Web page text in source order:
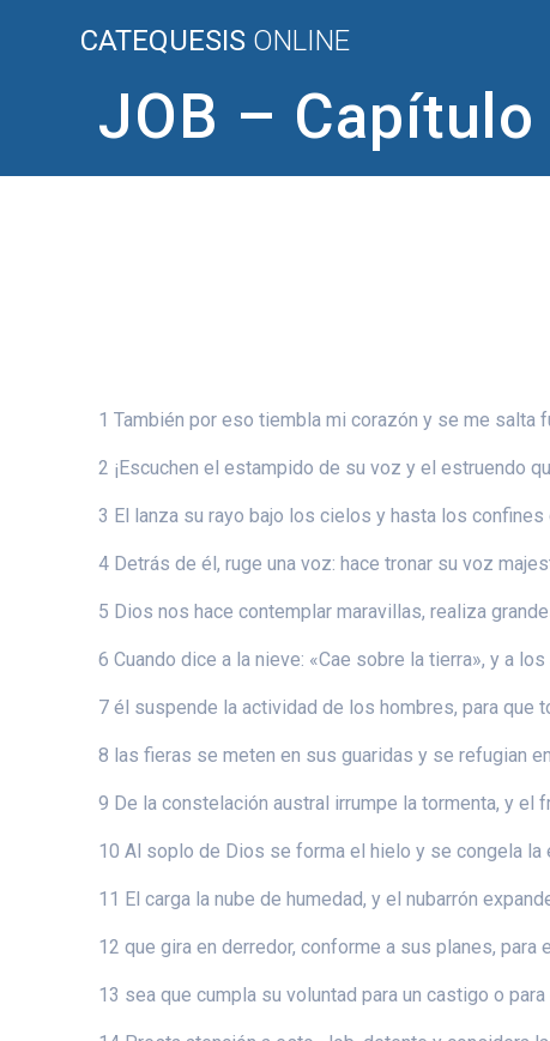
CATEQUESIS ONLINE
JOB – Capítulo
1 También por eso tiembla mi corazón y se me salta
2 ¡Escuchen el estampido de su voz y el estruendo
3 El lanza su rayo bajo los cielos y hasta los
4 Detrás de él, ruge una voz: hace tronar su voz
5 Dios nos hace contemplar maravillas, realiza
6 Cuando dice a la nieve: «Cae sobre la tierra», y a
7 él suspende la actividad de los hombres, para que
8 las fieras se meten en sus guaridas y se refugian
9 De la constelación austral irrumpe la tormenta, y el
10 Al soplo de Dios se forma el hielo y se congela la
11 El carga la nube de humedad, y el nubarrón
12 que gira en derredor, conforme a sus planes,
13 sea que cumpla su voluntad para un castigo o